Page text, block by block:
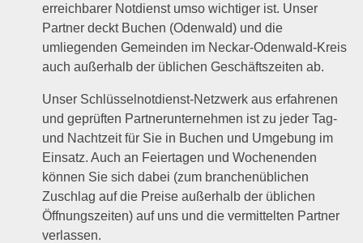
erreichbarer Notdienst umso wichtiger ist. Unser
Partner deckt Buchen (Odenwald) und die
umliegenden Gemeinden im Neckar-Odenwald-Kreis
auch außerhalb der üblichen Geschäftszeiten ab.
Unser Schlüsselnotdienst-Netzwerk aus erfahrenen
und geprüften Partnerunternehmen ist zu jeder Tag-
und Nachtzeit für Sie in Buchen und Umgebung im
Einsatz. Auch an Feiertagen und Wochenenden
können Sie sich dabei (zum branchenüblichen
Zuschlag auf die Preise außerhalb der üblichen
Öffnungszeiten) auf uns und die vermittelten Partner
verlassen.